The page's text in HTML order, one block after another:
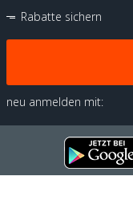
Rabatte sichern
neu anmelden mit: